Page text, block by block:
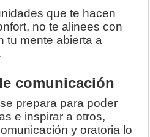
que te hacen
no te alinees con
tu mente abierta a
comunicación
prepara para poder
e inspirar a otros,
y oratoria lo